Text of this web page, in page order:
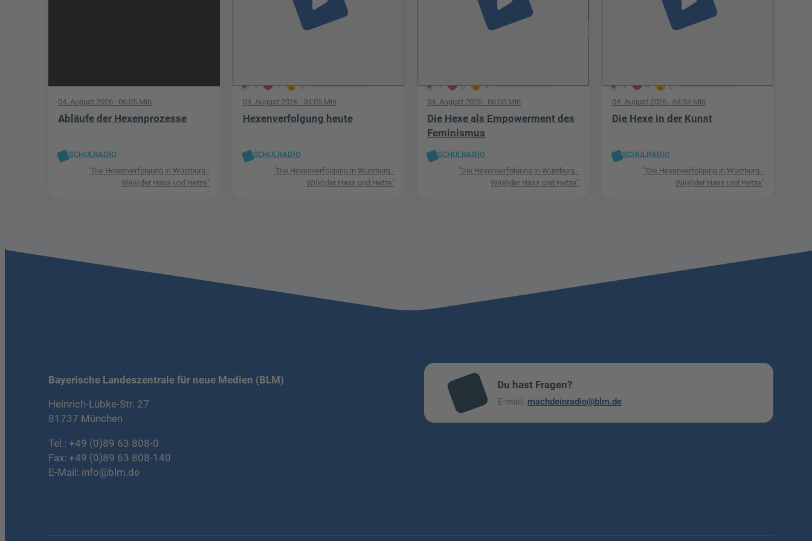
04. August 2026 · 06:05 Min
Abläufe der Hexenprozesse
SCHULRADIO
"Die Hexenverfolgung in Würzburg -
Wi(e)der Hass und Hetze"
5 1 0
04. August 2026· 04:05 Min
Hexenverfolgung heute
SCHULRADIO
"Die Hexenverfolgung in Würzburg -
Wi(e)der Hass und Hetze"
1 0 0
04. August 2026 · 06:00 Min
Die Hexe als Empowerment des
Feminismus
SCHULRADIO
"Die Hexenverfolgung in Würzburg -
Wi(e)der Hass und Hetze"
1 0 0
04. August 2026· 04:54 Min
Die Hexe in der Kunst
SCHULRADIO
"Die Hexenverfolgung in Würzburg -
Wi(e)der Hass und Hetze"
Bayerische Landeszentrale für neue Medien (BLM)
Heinrich-Lübke-Str. 27
81737 München
Tel.: +49 (0)89 63 808-0
Fax: +49 (0)89 63 808-140
E-Mail: info@blm.de
mai
l
Du hast Fragen?
E-mail: machdeinradio@blm.de